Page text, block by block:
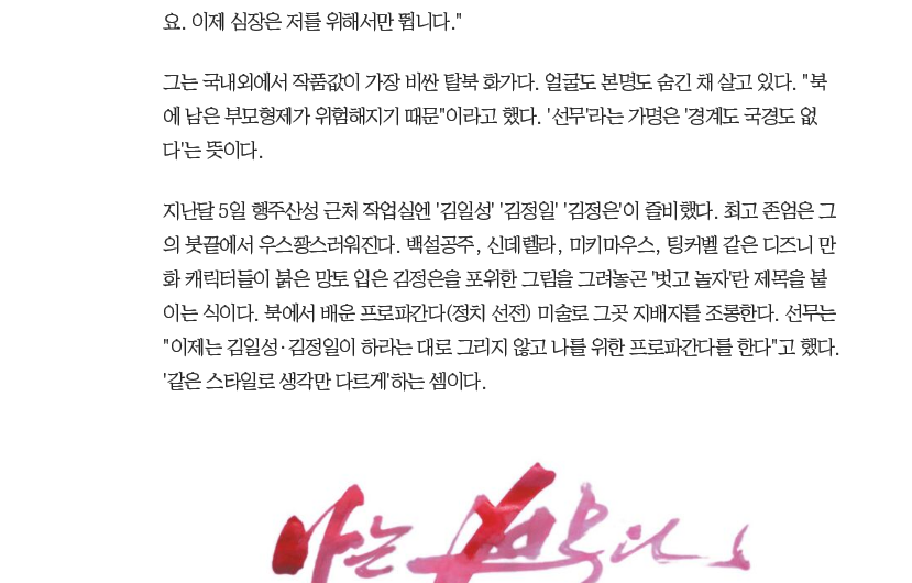
요. 이제 심장은 저를 위해서만 뜁니다."
그는 국내외에서 작품값이 가장 비싼 탈북 화가다. 얼굴도 본명도 숨긴 채 살고 있다. "북
에 남은 부모형제가 위험해지기 때문"이라고 했다. '선무'라는 가명은 '경계도 국경도 없
다'는 뜻이다.
지난달 5일 행주산성 근처 작업실엔 '김일성' '김정일' '김정은'이 즐비했다. 최고 존엄은 그
의 붓끝에서 우스꽝스러워진다. 백설공주, 신데렐라, 미키마우스, 팅커벨 같은 디즈니 만
화 캐릭터들이 붉은 망토 입은 김정은을 포위한 그림을 그려놓곤 '벗고 놀자'란 제목을 붙
이는 식이다. 북에서 배운 프로파간다(정치 선전) 미술로 그곳 지배자를 조롱한다. 선무는
"이제는 김일성·김정일이 하라는 대로 그리지 않고 나를 위한 프로파간다를 한다"고 했다.
'같은 스타일로 생각만 다르게'하는 셈이다.